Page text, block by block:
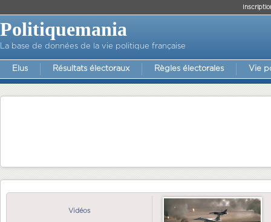
Politiquemania
La base de données de la vie politique française
Elus Résultats électoraux Règles électorales Vie
Vidéos